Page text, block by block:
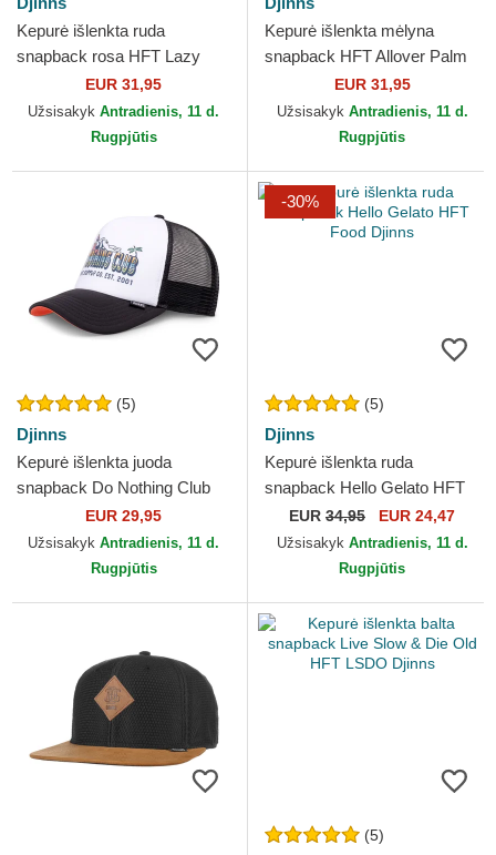
Kepurė išlenkta ruda
snapback rosa HFT Lazy
Bird DjinnsEUR 31,95
Užsisakyk Antradienis, 11 d.
Rugpjūtis
Kepurė išlenkta mėlyna
snapback HFT Allover Palm
EUR 31,95
Užsisakyk Antradienis, 11 d.
Rugpjūtis
(5)
Djinns
Kepurė išlenkta juoda
snapback Do Nothing Club
HFT DNC SunDown Djinns
EUR 29,95
Užsisakyk Antradienis, 11 d.
Rugpjūtis
-30%
(5)
Djinns
Kepurė išlenkta ruda
snapback Hello Gelato HFT
Food Djinns
EUR 34,95 EUR 24,47
Užsisakyk Antradienis, 11 d.
Rugpjūtis
(5)